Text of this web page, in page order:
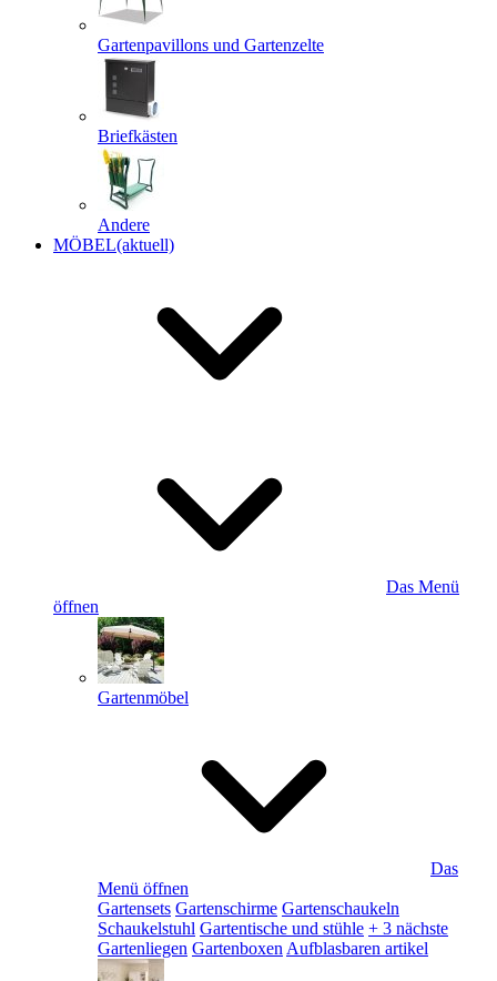
Gartenpavillons und Gartenzelte
Briefkästen
Andere
MÖBEL(aktuell)
Das Menü
öffnen
Gartenmöbel
Das
Menü öffnen
Gartensets Gartenschirme Gartenschaukeln
Schaukelstuhl Gartentische und stühle + 3 nächste
Gartenliegen Gartenboxen Aufblasbaren artikel